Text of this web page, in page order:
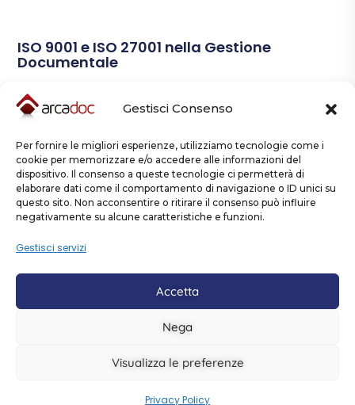
Gestisci Consenso
Per fornire le migliori esperienze, utilizziamo tecnologie come i
cookie per memorizzare e/o accedere alle informazioni del
dispositivo. Il consenso a queste tecnologie ci permetterà di
elaborare dati come il comportamento di navigazione o ID unici su
questo sito. Non acconsentire o ritirare il consenso può influire
negativamente su alcune caratteristiche e funzioni.
Gestisci servizi
Accetta
Nega
Visualizza le preferenze
Privacy Policy
ISO 9001 e ISO 27001 nella Gestione
Documentale
Copyright © Arcadoc è un prodotto creato e distribuito da
P.iva 02325920482Politica della Qualità